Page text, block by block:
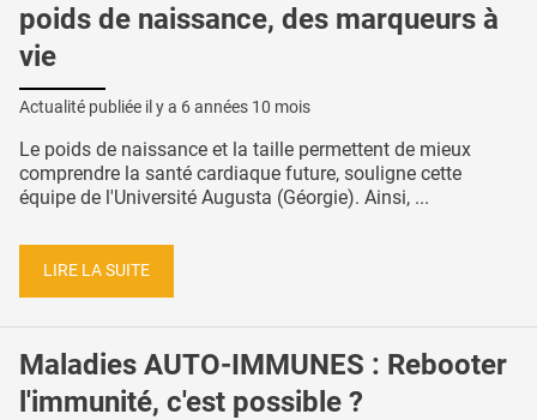
poids de naissance, des marqueurs à
vie
Actualité publiée il y a 6 années 10 mois
Le poids de naissance et la taille permettent de mieux
comprendre la santé cardiaque future, souligne cette
équipe de l'Université Augusta (Géorgie). Ainsi, ...
LIRE LA SUITE
Maladies AUTO-IMMUNES : Rebooter
l'immunité, c'est possible ?